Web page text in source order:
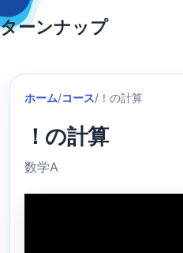
Skip
to
ターンナップ
ホーム/コース/ ！の計算
！の計算
数学A